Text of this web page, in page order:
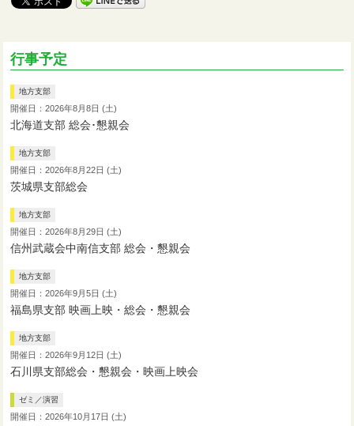
行事予定
地方支部
開催日：2026年8月8日 (土)
北海道支部 総会･懇親会
地方支部
開催日：2026年8月22日 (土)
茨城県支部総会
地方支部
開催日：2026年8月29日 (土)
信州武蔵会中南信支部 総会・懇親会
地方支部
開催日：2026年9月5日 (土)
福島県支部 映画上映・総会・懇親会
地方支部
開催日：2026年9月12日 (土)
石川県支部総会・懇親会・映画上映会
ゼミ／演習
開催日：2026年10月17日 (土)